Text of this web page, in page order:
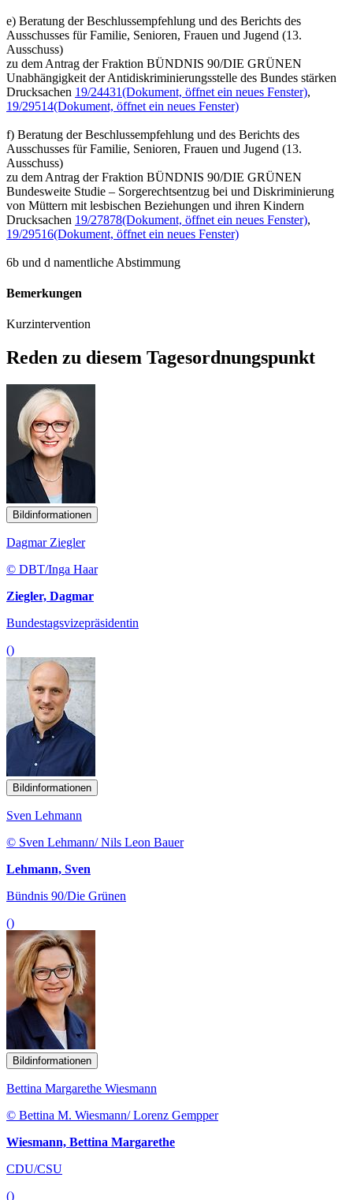
e) Beratung der Beschlussempfehlung und des Berichts des
Ausschusses für Familie, Senioren, Frauen und Jugend (13.
Ausschuss)
zu dem Antrag der Fraktion BÜNDNIS 90/DIE GRÜNEN
Unabhängigkeit der Antidiskriminierungsstelle des Bundes stärken
Drucksachen 19/24431(Dokument, öffnet ein neues Fenster),
19/29514(Dokument, öffnet ein neues Fenster)
f) Beratung der Beschlussempfehlung und des Berichts des
Ausschusses für Familie, Senioren, Frauen und Jugend (13.
Ausschuss)
zu dem Antrag der Fraktion BÜNDNIS 90/DIE GRÜNEN
Bundesweite Studie – Sorgerechtsentzug bei und Diskriminierung
von Müttern mit lesbischen Beziehungen und ihren Kindern
Drucksachen 19/27878(Dokument, öffnet ein neues Fenster),
19/29516(Dokument, öffnet ein neues Fenster)
6b und d namentliche Abstimmung
Bemerkungen
Kurzintervention
Reden zu diesem Tagesordnungspunkt
Bildinformationen
Dagmar Ziegler
© DBT/Inga Haar
Ziegler, Dagmar
Bundestagsvizepräsidentin
()
Bildinformationen
Sven Lehmann
© Sven Lehmann/ Nils Leon Bauer
Lehmann, Sven
Bündnis 90/Die Grünen
()
Bildinformationen
Bettina Margarethe Wiesmann
© Bettina M. Wiesmann/ Lorenz Gempper
Wiesmann, Bettina Margarethe
CDU/CSU
()